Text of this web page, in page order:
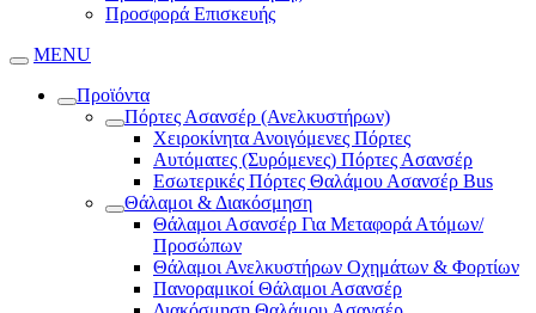
Προσφορά Επισκευής
MENU
Προϊόντα
Πόρτες Ασανσέρ (Ανελκυστήρων)
Χειροκίνητα Ανοιγόμενες Πόρτες
Αυτόματες (Συρόμενες) Πόρτες Ασανσέρ
Εσωτερικές Πόρτες Θαλάμου Ασανσέρ Bus
Θάλαμοι & Διακόσμηση
Θάλαμοι Ασανσέρ Για Μεταφορά Ατόμων/
Προσώπων
Θάλαμοι Ανελκυστήρων Οχημάτων & Φορτίων
Πανοραμικοί Θάλαμοι Ασανσέρ